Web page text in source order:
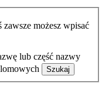
zawsze możesz wpisać
lub część nazwy
Szukaj